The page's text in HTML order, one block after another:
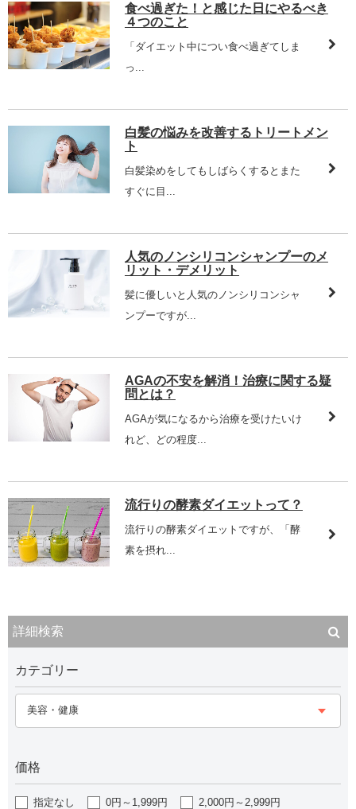
食べ過ぎた！と感じた日にやるべき
４つのこと
「ダイエット中につい食べ過ぎてしま
っ...
白髪の悩みを改善するトリートメン
ト
白髪染めをしてもしばらくするとまた
すぐに目...
人気のノンシリコンシャンプーのメ
リット・デメリット
髪に優しいと人気のノンシリコンシャ
ンプーですが...
AGAの不安を解消！治療に関する疑
問とは？
AGAが気になるから治療を受けたいけ
れど、どの程度...
流行りの酵素ダイエットって？
流行りの酵素ダイエットですが、「酵
素を摂れ...
詳細検索
カテゴリー
美容・健康
価格
指定なし 0円～1,999円
2,000円～2,999円